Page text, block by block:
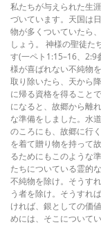
私たちが与えられた生
づいています。天国は
物が多くついていたら
しょう。 神様の聖徒た
す(一ペト1:15–16、2:9
様が喜ばれない不純物
取り除いたら、天から
に帰る資格を得ること
になると、故郷から離
な準備をしました。水
のころにも、故郷に行
を着て贈り物を持って
るためにもこのような
たちについている霊的
不純物を除け。そうす
う者を除け。そうすれ
ければ、銀としての価
めには、そこについて